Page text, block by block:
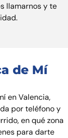
llamarnos y te
de Mí
en Valencia,
por teléfono y
en qué zona
para darte